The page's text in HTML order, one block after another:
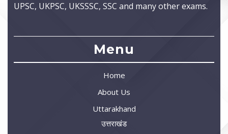
UPSC, UKPSC, UKSSSC, SSC and many other exams.
Menu
Home
About Us
Uttarakhand
उत्तराखंड